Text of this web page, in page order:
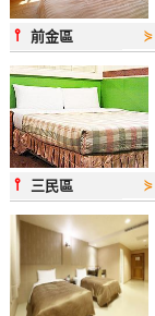
⫯前金區 ⋟
⫯ 三民區 ⋟